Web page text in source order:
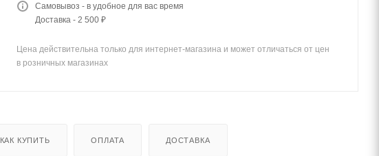
Самовывоз - в удобное для вас время
Доставка - 2 500 ₽
Цена действительна только для интернет-магазина и может отличаться от цен
в розничных магазинах
КАК КУПИТЬ ОПЛАТА ДОСТАВКА